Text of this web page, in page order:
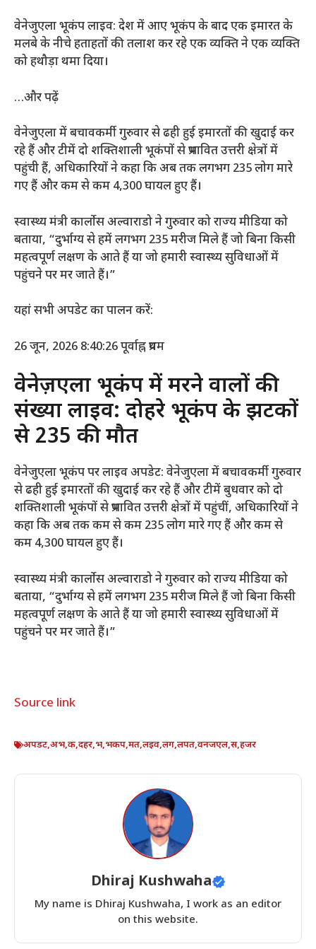
वेनेजुएला भूकंप लाइव: देश में आए भूकंप के बाद एक इमारत के
मलबे के नीचे हताहतों की तलाश कर रहे एक व्यक्ति ने एक व्यक्ति
को हथौड़ा थमा दिया।
…और पढ़ें
वेनेजुएला में बचावकर्मी गुरुवार से ढही हुई इमारतों की खुदाई कर
रहे हैं और टीमें दो शक्तिशाली भूकंपों से प्रभावित उत्तरी क्षेत्रों में
पहुंची हैं, अधिकारियों ने कहा कि अब तक लगभग 235 लोग मारे
गए हैं और कम से कम 4,300 घायल हुए हैं।
स्वास्थ्य मंत्री कार्लोस अल्वाराडो ने गुरुवार को राज्य मीडिया को
बताया, “दुर्भाग्य से हमें लगभग 235 मरीज मिले हैं जो बिना किसी
महत्वपूर्ण लक्षण के आते हैं या जो हमारी स्वास्थ्य सुविधाओं में
पहुंचने पर मर जाते हैं।”
यहां सभी अपडेट का पालन करें:
26 जून, 2026 8:40:26 पूर्वाह्नप्रथम
वेनेज़ुएला भूकंप में मरने वालों की
संख्या लाइव: दोहरे भूकंप के झटकों
से 235 की मौत
वेनेजुएला भूकंप पर लाइव अपडेट: वेनेजुएला में बचावकर्मी गुरुवार
से ढही हुई इमारतों की खुदाई कर रहे हैं और टीमें बुधवार को दो
शक्तिशाली भूकंपों से प्रभावित उत्तरी क्षेत्रों में पहुंचीं, अधिकारियों ने
कहा कि अब तक कम से कम 235 लोग मारे गए हैं और कम से
कम 4,300 घायल हुए हैं।
स्वास्थ्य मंत्री कार्लोस अल्वाराडो ने गुरुवार को राज्य मीडिया को
बताया, “दुर्भाग्य से हमें लगभग 235 मरीज मिले हैं जो बिना किसी
महत्वपूर्ण लक्षण के आते हैं या जो हमारी स्वास्थ्य सुविधाओं में
पहुंचने पर मर जाते हैं।”
Source link
अपडट,अभ,क,दहर,भ,भकप,मत,लइव,लग,लपत,वनजएल,स,हजर
Dhiraj Kushwaha
My name is Dhiraj Kushwaha, I work as an editor
on this website.